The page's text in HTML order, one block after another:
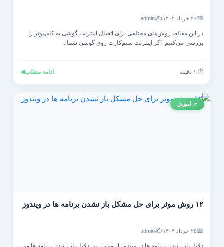
۲۶ خرداد ۱۴۰۴ ✍️
admin
در این مقاله، روش‌های مختلفی برای اتصال اینترنت گوشی به کامپیوتر را
بررسی می‌کنیم. اگر اینترنت سیم‌کارت روی گوشی شما...
ادامه مطلب◀
📌 آموزش
۱۲ روش موثر برای حل مشکل باز نشدن برنامه ها در ویندوز
۲۵ خرداد ۱۴۰۴ ✍️
admin